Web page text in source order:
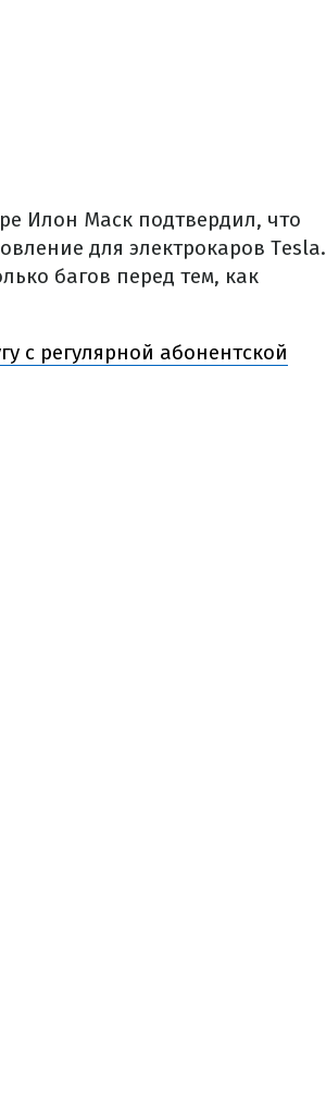
Илон Маск подтвердил, что
для электрокаров Tesla.
багов перед тем, как
с регулярной абонентской